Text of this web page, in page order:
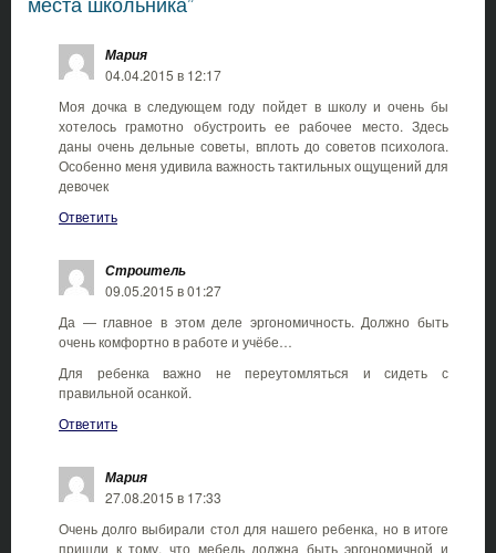
Мария
04.04.2015 в 12:17
Моя дочка в следующем году пойдет в школу и очень бы
хотелось грамотно обустроить ее рабочее место. Здесь
даны очень дельные советы, вплоть до советов психолога.
Особенно меня удивила важность тактильных ощущений для
девочек
Ответить
Строитель
09.05.2015 в 01:27
Да — главное в этом деле эргономичность. Должно быть
очень комфортно в работе и учёбе…
Для ребенка важно не переутомляться и сидеть с
правильной осанкой.
Ответить
Мария
27.08.2015 в 17:33
Очень долго выбирали стол для нашего ребенка, но в итоге
пришли к тому, что мебель должна быть эргономичной и